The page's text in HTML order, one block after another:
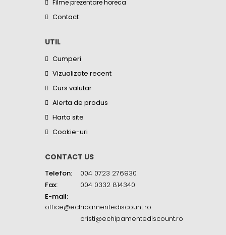
Filme prezentare horeca
Contact
UTIL
Cumperi
Vizualizate recent
Curs valutar
Alerta de produs
Harta site
Cookie-uri
CONTACT US
Telefon:
004 0723 276930
Fax:
004 0332 814340
E-mail:
office@echipamentediscount.ro
cristi@echipamentediscount.ro